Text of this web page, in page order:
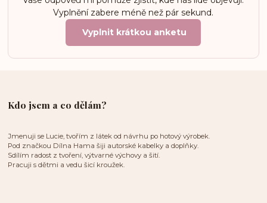
Vyplnění zabere méně než pár sekund.
Vyplnit krátkou anketu
Kdo jsem a co dělám?
Jmenuji se Lucie, tvořím z látek od návrhu po hotový výrobek.
Pod značkou Dílna Hama šiji autorské kabelky a doplňky.
Sdílím radost z tvoření, výtvarné výchovy a šití.
Pracuji s dětmi a vedu šicí kroužek.